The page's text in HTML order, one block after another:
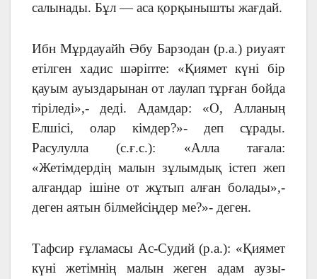
салынады. Бұл — аса қорқынышты жағдай.
Ибн Мұрдауайһ Әбу Барзодан (р.а.) риуаят
етілген хадис шәріпте: «Қиямет күні бір
қауым ауыздарынан от лаулап тұрған бойда
тіріледі»,- деді. Адамдар: «О, Алланың
Елшісі, олар кімдер?»- деп сұрады.
Расулулла (с.ғ.с.): «Алла тағала:
«Жетімдердің малын зұлымдық істеп жеп
алғандар ішіне от жұтып алған болады»,-
деген аятын білмейсіңдер ме?»- деген.
Тафсир ғұламасы Ас-Судий (р.а.): «Қиямет
күні жетімнің малын жеген адам аузы-